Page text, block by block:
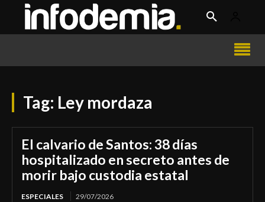
Tag: Ley mordaza
El calvario de Santos: 38 días
hospitalizado en secreto antes de
morir bajo custodia estatal
ESPECIALES 29/07/2026